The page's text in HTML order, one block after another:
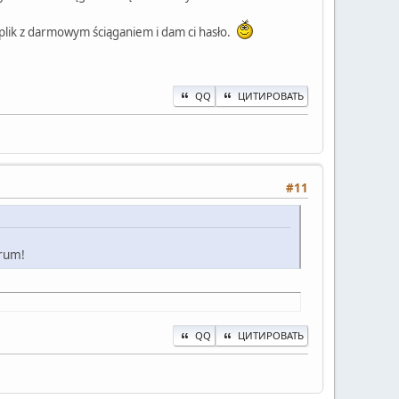
z darmowym ściąganiem i dam ci hasło.
QQ ЦИТИРОВАТЬ
#11
QQ ЦИТИРОВАТЬ